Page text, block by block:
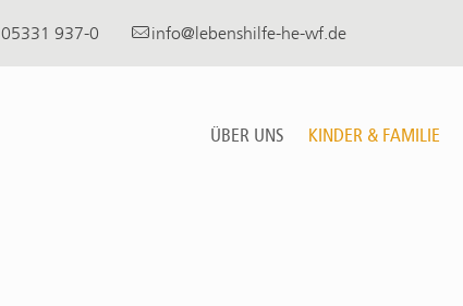
05331 937-0 info@lebenshilfe-he-wf.de
ÜBER UNS KINDER & FAMILIE